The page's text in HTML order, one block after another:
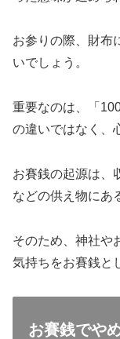
お参りの際、財布
いでしょう。
重要なのは、「
の違いではなく、
お賽銭の起源は、
などの供え物にあ
そのため、神社や
気持ちをお賽銭と
お賽銭でや